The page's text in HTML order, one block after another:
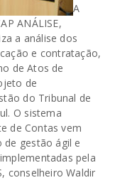
A
ANÁLISE,
a análise dos
e contratação,
de Atos de
de
do Tribunal de
O sistema
de Contas vem
gestão ágil e
pela
conselheiro Waldir